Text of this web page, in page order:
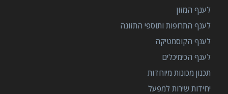
לענף המזון
לענף התרופות ותוספי התזונה
לענף הקוסמטיקה
לענף הכימיכלים
תכנון מכונות מיוחדות
יחידות שירות למפעל